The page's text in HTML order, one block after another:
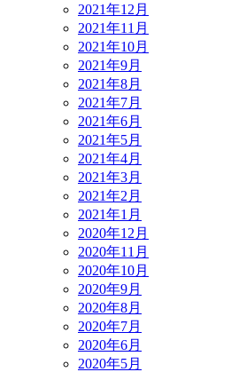
2021年12月
2021年11月
2021年10月
2021年9月
2021年8月
2021年7月
2021年6月
2021年5月
2021年4月
2021年3月
2021年2月
2021年1月
2020年12月
2020年11月
2020年10月
2020年9月
2020年8月
2020年7月
2020年6月
2020年5月